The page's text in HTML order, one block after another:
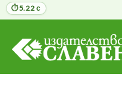
съдържанието
5.22 с